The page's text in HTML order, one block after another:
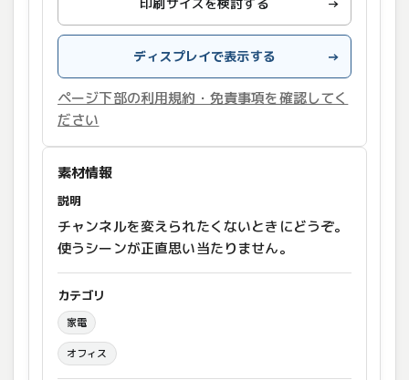
印刷サイズを検討する →
ディスプレイで表示する →
ページ下部の利用規約・免責事項を確認してく
ださい
素材情報
説明
チャンネルを変えられたくないときにどうぞ。
使うシーンが正直思い当たりません。
カテゴリ
家電
オフィス